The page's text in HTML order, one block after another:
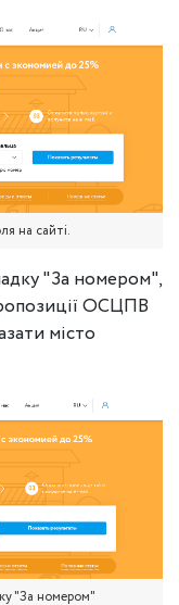
на сайті.
"За номером",
ОСЦПВ
місто
"За номером"